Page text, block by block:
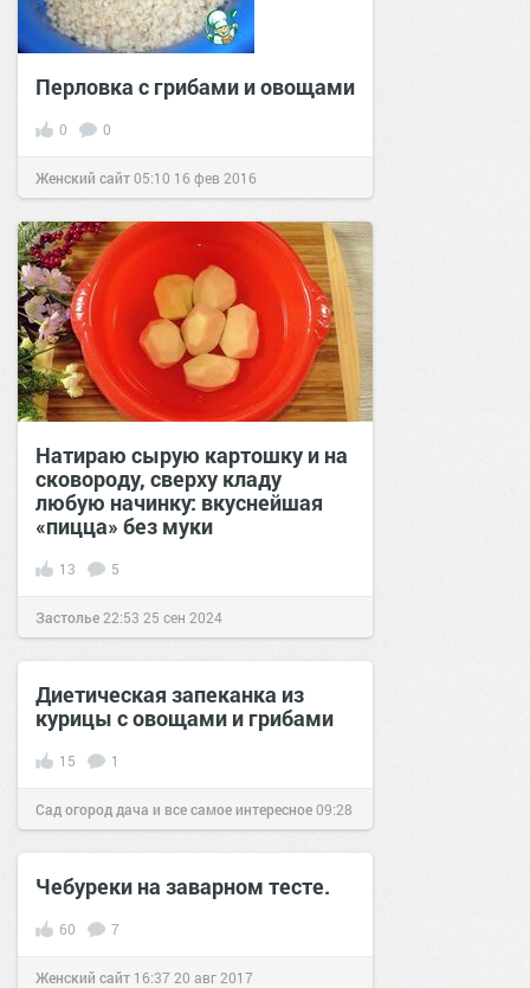
Перловка с грибами и овощами
0 0
Женский сайт05:10 16 фев 2016
Натираю сырую картошку и на
сковороду, сверху кладу
любую начинку: вкуснейшая
«пицца» без муки
13 5
Застолье 22:53 25 сен 2024
Диетическая запеканка из
курицы с овощами и грибами
15 1
Сад огород дача и все самое интересное09:28
25 авг 2016
Чебуреки на заварном тесте.
60 7
Женский сайт 16:37 20 авг 2017